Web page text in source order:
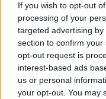
If you wish to opt-out
processing of your
targeted advertising
section to confirm
opt-out request is
interest-based ads
us or personal
your opt-out. You may
«Non votiamo
primo passo
07/06/2009
Alfano: «Al